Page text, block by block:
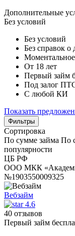
Дополнительные
Без условий
Без условий
Без справок о
От 18 лет
Первый займ
Под залог
С любой КИ
Показать
Фильтры
Сортировка
По сумме займа По
популярности
ЦБ РФ
ООО МКК
№1903550009325
Вебзайм
4.6
40 отзывов
Первый займ